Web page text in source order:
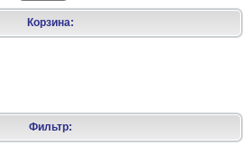
Корзина:
Фильтр: